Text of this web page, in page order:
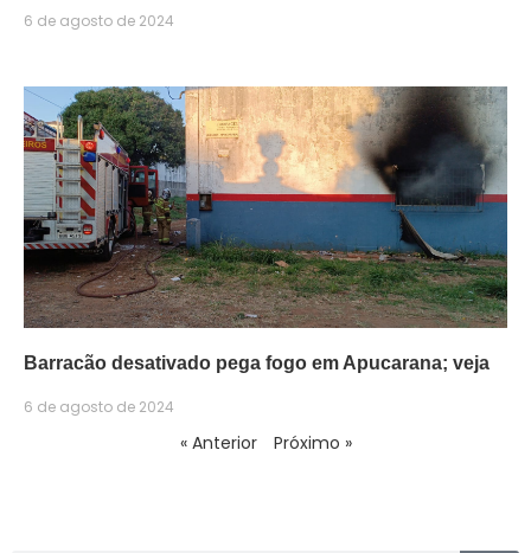
6 de agosto de 2024
Barracão desativado pega fogo em Apucarana; veja
6 de agosto de 2024
« Anterior Próximo »